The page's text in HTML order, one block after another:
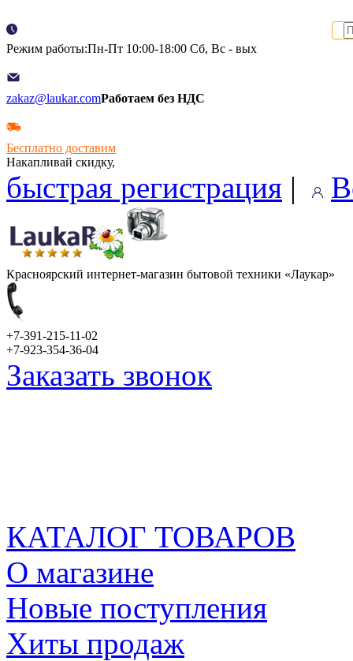
Режим работы:Пн-Пт 10:00-18:00 Сб, Вс - вых
zakaz@laukar.comРаботаем без НДС
Бесплатно доставим
Накапливай скидку,
быстрая регистрация |
Красноярский интернет-магазин бытовой техники «Лаукар»
+7-391-215-11-02
+7-923-354-36-04
Заказать звонок
КАТАЛОГ ТОВАРОВ
О магазине
Новые поступления
Хиты продаж